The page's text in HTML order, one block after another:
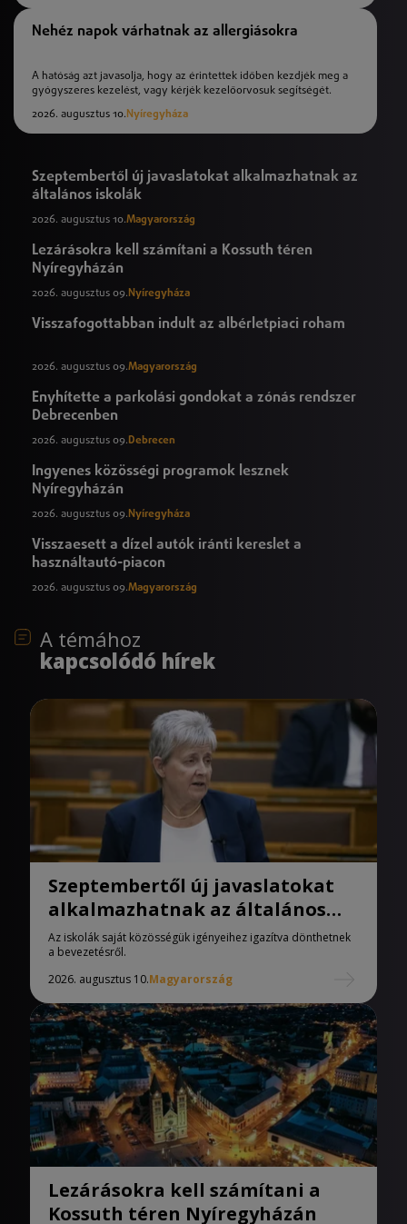
Nehéz napok várhatnak az allergiásokra
A hatóság azt javasolja, hogy az érintettek időben kezdjék meg a
gyógyszeres kezelést, vagy kérjék kezelőorvosuk segítségét.
2026. augusztus 10. Nyíregyháza
Szeptembertől új javaslatokat alkalmazhatnak az
általános iskolák
2026. augusztus 10.Magyarország
Lezárásokra kell számítani a Kossuth téren
Nyíregyházán
2026. augusztus 09. Nyíregyháza
Visszafogottabban indult az albérletpiaci roham
2026. augusztus 09.Magyarország
Enyhítette a parkolási gondokat a zónás rendszer
Debrecenben
2026. augusztus 09.Debrecen
Ingyenes közösségi programok lesznek
Nyíregyházán
2026. augusztus 09. Nyíregyháza
Visszaesett a dízel autók iránti kereslet a
használtautó-piacon
2026. augusztus 09.Magyarország
A témához
kapcsolódó hírek
Szeptembertől új javaslatokat
alkalmazhatnak az általános
iskolák
Az iskolák saját közösségük igényeihez igazítva dönthetnek
a bevezetésről.
2026. augusztus 10.Magyarország
Lezárásokra kell számítani a
Kossuth téren Nyíregyházán